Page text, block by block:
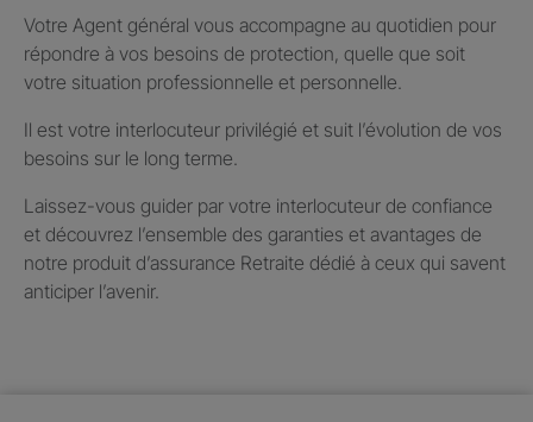
Votre Agent général vous accompagne au quotidien pour
répondre à vos besoins de protection, quelle que soit
votre situation professionnelle et personnelle.
Il est votre interlocuteur privilégié et suit l’évolution de vos
besoins sur le long terme.
Laissez-vous guider par votre interlocuteur de confiance
et découvrez l’ensemble des garanties et avantages de
notre produit d’assurance Retraite dédié à ceux qui savent
anticiper l’avenir.